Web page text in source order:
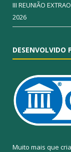
III REUNIÃO
2026
DESENVOLVIDO
Muito mais que